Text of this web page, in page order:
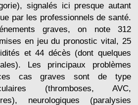
signalés ici presque autant
par les professionnels de santé.
graves, on note 312
en jeu du pronostic vital, 25
et 44 décès (dont quelques
Les principaux problèmes
cas graves sont de type
(thromboses, AVC,
neurologiques (paralysies